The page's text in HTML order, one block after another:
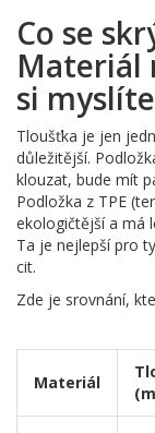
Co se
Materiál
si myslíte
Tloušťka je jen
důležitější.
klouzat, bude mít
Podložka z TPE
ekologičtější a má
Ta je nejlepší pro
cit.
Zde je srovnání,
Materiál